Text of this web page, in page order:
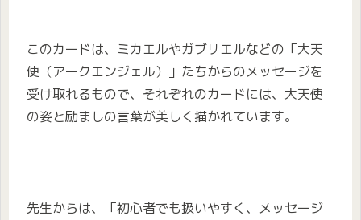
このカードは、ミカエルやガブリエルなどの「大天
使（アークエンジェル）」たちからのメッセージを
受け取れるもので、それぞれのカードには、大天使
の姿と励ましの言葉が美しく描かれています。
先生からは、「初心者でも扱いやすく、メッセージ